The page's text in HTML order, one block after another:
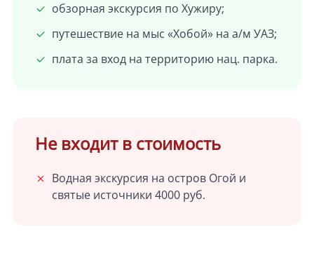
обзорная экскурсия по Хужиру;
путешествие на мыс «Хобой» на а/м УАЗ;
плата за вход на территорию нац. парка.
Не входит в стоимость
Водная экскурсия на остров Огой и
святые источники 4000 руб.